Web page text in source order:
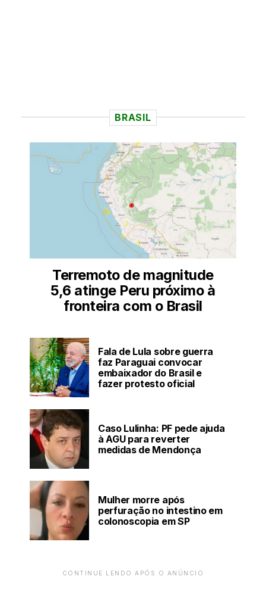
BRASIL
Terremoto de magnitude
5,6 atinge Peru próximo à
fronteira com o Brasil
Fala de Lula sobre guerra
faz Paraguai convocar
embaixador do Brasil e
fazer protesto oficial
Caso Lulinha: PF pede ajuda
à AGU para reverter
medidas de Mendonça
Mulher morre após
perfuração no intestino em
colonoscopia em SP
CONTINUE LENDO APÓS O ANÚNCIO